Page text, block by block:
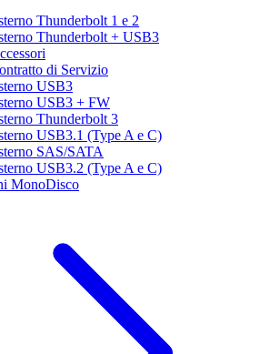
Thunderbolt 1 e 2
Thunderbolt + USB3
di Servizio
USB3
USB3 + FW
Thunderbolt 3
USB3.1 (Type A e C)
SAS/SATA
USB3.2 (Type A e C)
MonoDisco